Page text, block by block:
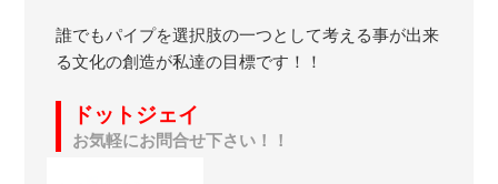
誰でもパイプを選択肢の一つとして考える事が出来
る文化の創造が私達の目標です！！
ドットジェイ
お気軽にお問合せ下さい！！